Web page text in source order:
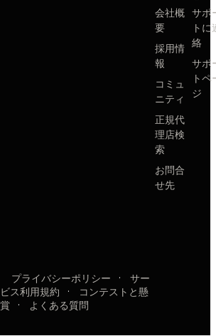
会社概
要
採用情
報
コミュ
ニティ
正規代
理店検
索
お問合
せ先
サポ
トに
絡
サポ
トペ
ジ
プライバシーポリシー ·
サー
ビス利用規約
·
コンテストと懸
賞
· よくある質問